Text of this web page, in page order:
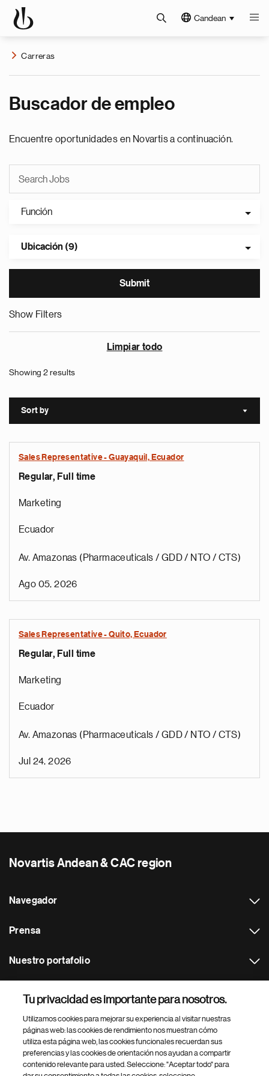
Candean
Carreras
Buscador de empleo
Encuentre oportunidades en Novartis a continuación.
Función
Ubicación (9)
Show Filters
Limpiar todo
Showing 2 results
Sort by Sort
Sales Representative - Guayaquil, Ecuador
Regular, Full time
Marketing
Ecuador
Av. Amazonas (Pharmaceuticals / GDD / NTO / CTS)
Ago 05, 2026
Sales Representative - Quito, Ecuador
Regular, Full time
Marketing
Ecuador
Av. Amazonas (Pharmaceuticals / GDD / NTO / CTS)
Jul 24, 2026
Novartis Andean & CAC region
Navegador
Prensa
Nuestro portafolio
Footer Site Search
Tu privacidad es importante para nosotros.
Utilizamos cookies para mejorar su experiencia al visitar nuestras
páginas web: las cookies de rendimiento nos muestran cómo
utiliza esta página web, las cookies funcionales recuerdan sus
preferencias y las cookies de orientación nos ayudan a compartir
contenido relevante para usted. Seleccione: "Aceptar todo" para